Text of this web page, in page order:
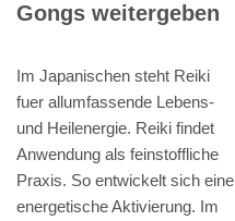
Gongs weitergeben
Im Japanischen steht Reiki
fuer allumfassende Lebens-
und Heilenergie. Reiki findet
Anwendung als feinstoffliche
Praxis. So entwickelt sich eine
energetische Aktivierung. Im